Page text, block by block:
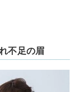
不足の眉